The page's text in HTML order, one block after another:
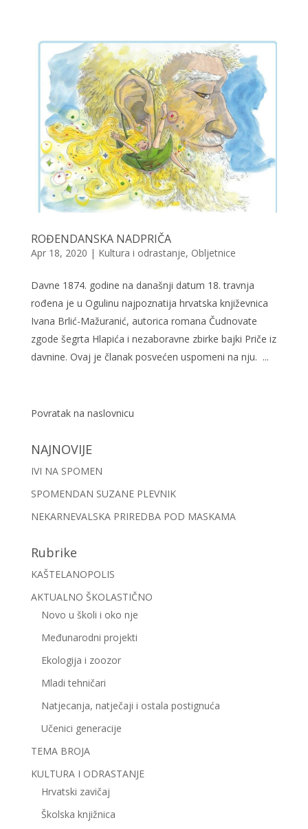
ROĐENDANSKA NADPRIČA
Apr 18, 2020 | Kultura i odrastanje, Obljetnice
Davne 1874. godine na današnji datum 18. travnja
rođena je u Ogulinu najpoznatija hrvatska književnica
Ivana Brlić-Mažuranić, autorica romana Čudnovate
zgode šegrta Hlapića i nezaboravne zbirke bajki Priče iz
davnine. Ovaj je članak posvećen uspomeni na nju. ...
Povratak na naslovnicu
NAJNOVIJE
IVI NA SPOMEN
SPOMENDAN SUZANE PLEVNIK
NEKARNEVALSKA PRIREDBA POD MASKAMA
Rubrike
KAŠTELANOPOLIS
AKTUALNO ŠKOLASTIČNO
Novo u školi i oko nje
Međunarodni projekti
Ekologija i zoozor
Mladi tehničari
Natjecanja, natječaji i ostala postignuća
Učenici generacije
TEMA BROJA
KULTURA I ODRASTANJE
Hrvatski zavičaj
Školska knjižnica